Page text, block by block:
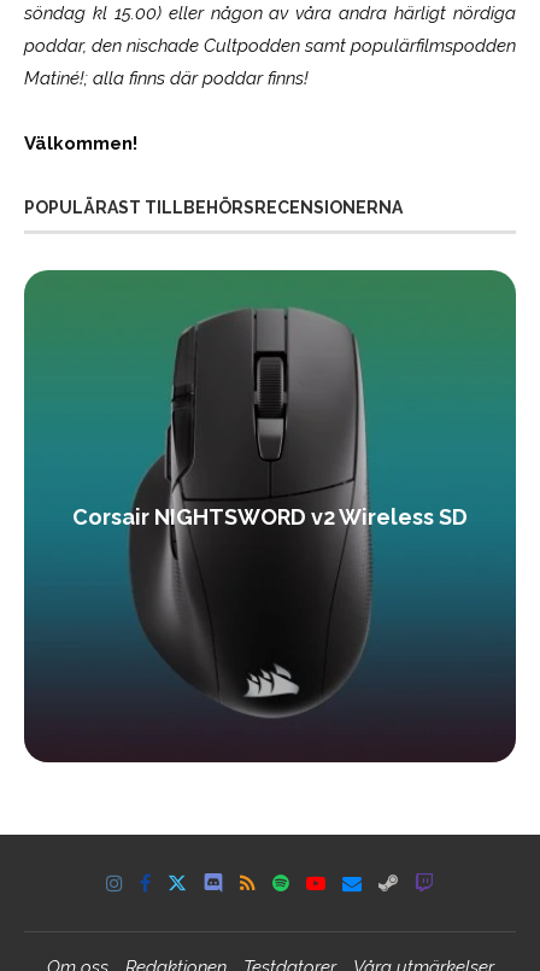
söndag kl 15.00) eller någon av våra andra härligt nördiga
poddar, den nischade Cultpodden samt populärfilmspodden
Matiné!; alla finns där poddar finns!
Välkommen!
POPULÄRAST TILLBEHÖRSRECENSIONERNA
Corsair NIGHTSWORD v2 Wireless SD